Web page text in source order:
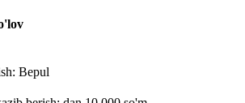
Bepul